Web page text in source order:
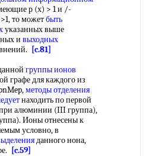
р (х) > 1 и /-
то можетбыть
указанных выше
и выходных
[c.81]
группы ионов
графе для каждого из
методы отделения
находить по первой
при алюминии (III группа),
Ионы отнесены к
условно, в
данного нона,
[c.59]